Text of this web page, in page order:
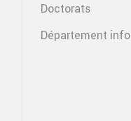
Doctorats
Département info